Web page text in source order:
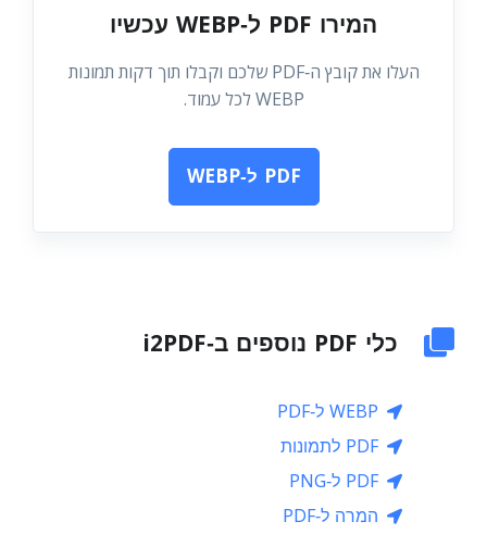
המירו PDF ל‑WEBP עכשיו
העלו את קובץ ה‑PDF שלכם וקבלו תוך דקות תמונות
WEBP לכל עמוד.
PDF ל‑WEBP
כלי PDF נוספים ב‑i2PDF
WEBP ל‑PDF
PDF לתמונות
PDF ל‑PNG
המרה ל‑PDF